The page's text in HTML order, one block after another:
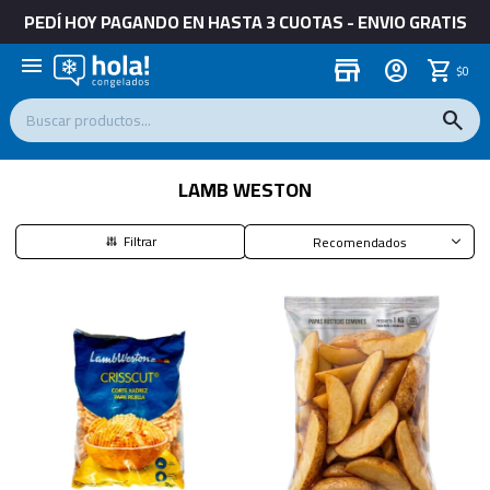
PEDÍ HOY PAGANDO EN HASTA 3 CUOTAS - ENVIO GRATIS
menu store $0
LAMB WESTON
Recomendados